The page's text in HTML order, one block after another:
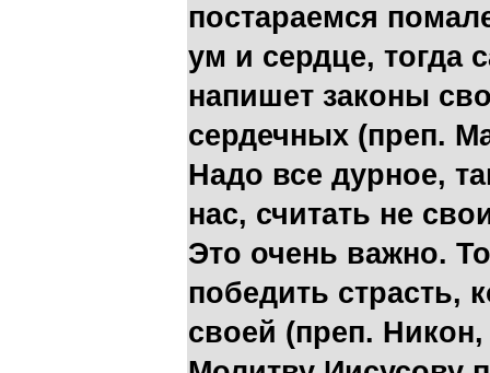
постараемся
ум и сердце, тогда
напишет законы
сердечных (преп.
Надо все дурное,
нас, считать не
Это очень важно.
победить страсть,
своей (преп.